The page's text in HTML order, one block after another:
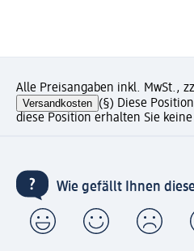
Alle Preisangaben inkl. MwSt.,
Versandkosten (§) Diese
diese Position erhalten Sie keine
Wie gefällt Ihnen